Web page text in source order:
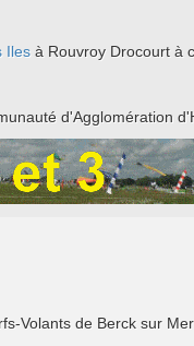
Iles à Rouvroy Drocourt à
d'Agglomération
Volants de Berck sur